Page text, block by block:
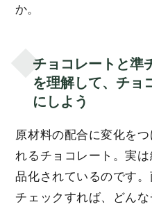
か。
チョコレートと準
を理解して、チョ
にしよう
原材料の配合に変化を
れるチョコレート。実
品化されているのです
チェックすれば、どん